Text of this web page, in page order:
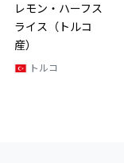
レモン・ハーフス
ライス（トルコ
産）
トルコ